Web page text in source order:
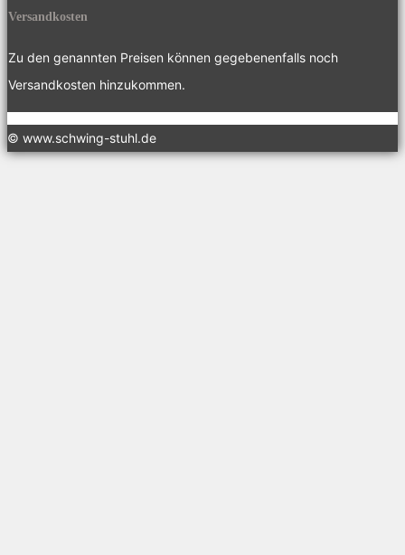
Versandkosten
Zu den genannten Preisen können gegebenenfalls noch
Versandkosten hinzukommen.
© www.schwing-stuhl.de